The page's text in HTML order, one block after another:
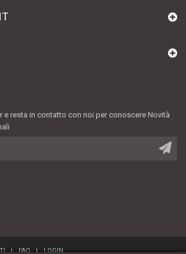
e resta in contatto con noi per conoscere Novità
FAQ LOGIN